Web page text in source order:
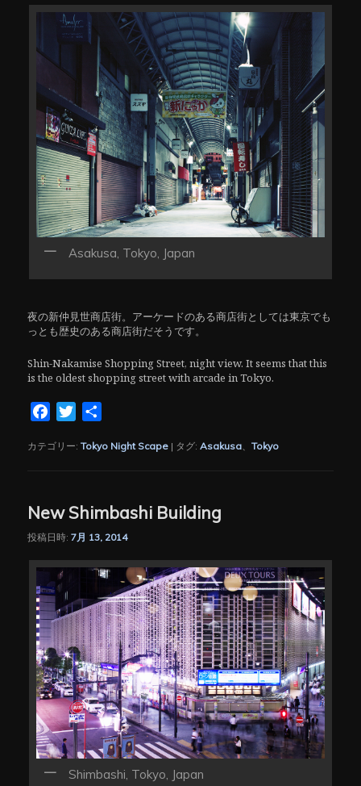
Asakusa, Tokyo, Japan
夜の新仲見世商店街。アーケードのある商店街としては東京でも
っとも歴史のある商店街だそうです。
Shin-Nakamise Shopping Street, night view. It seems that this
is the oldest shopping street with arcade in Tokyo.
FacebookTwitter
カテゴリー: Tokyo Night Scape | タグ: Asakusa 、Tokyo
New Shimbashi Building
投稿日時:7月 13, 2014
Shimbashi, Tokyo, Japan